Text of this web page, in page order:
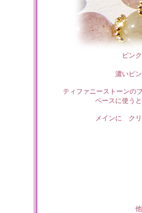
ピン
濃いピ
ティファニーストーンの
ベースに使う
メインに ク